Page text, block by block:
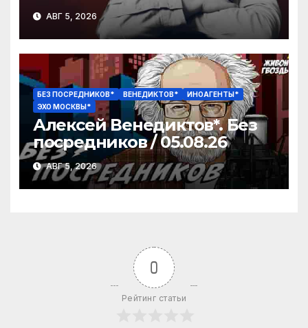
Шекспира / 05.08.26
АВГ 5, 2026
БЕЗ ПОСРЕДНИКОВ* ВЕНЕДИКТОВ*
ИНОАГЕНТЫ*
ЭХО МОСКВЫ*
Алексей Венедиктов*. Без
посредников / 05.08.26
АВГ 5, 2026
0
Рейтинг статьи